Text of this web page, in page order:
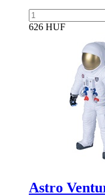
626 HUF
Astro